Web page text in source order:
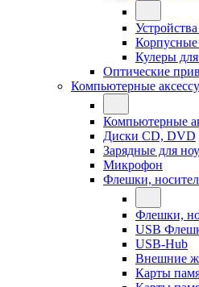
Корпусные
Кулеры
Оптические
Компьютерные
Компьютерные
Диски CD, DVD
Зарядные для
Микрофон
Флешки,
Флешки,
USB
USB-Hub
Внешние
Карты